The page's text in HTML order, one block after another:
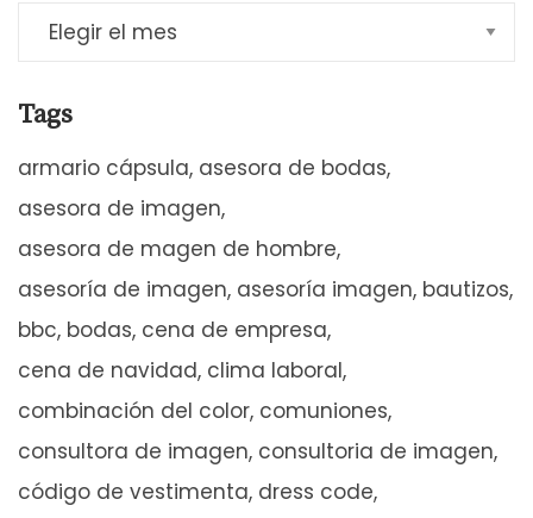
Tags
armario cápsula asesora de bodas
asesora de imagen
asesora de magen de hombre
asesoría de imagen asesoría imagen bautizos
bbc bodas cena de empresa
cena de navidad clima laboral
combinación del color comuniones
consultora de imagen consultoria de imagen
código de vestimenta dress code